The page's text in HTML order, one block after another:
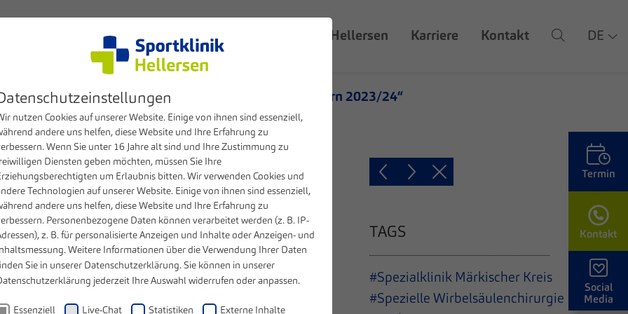
Patienten & Besucher MVZ Hellersen Karriere Kontakt DE
unter „Deutschlands ausgezeichneten Krankenhäusern 2023/24“
ausgezeichneten
den Bereichen Kreuzbandriss/Meniskus und
TAGS
#Spezialklinik Märkischer Kreis
#Spezielle Wirbelsäulenchirurgie
Termin
Kontakt
Social
Media
nutzen Cookies auf unserer Website. Einige von ihnen sind essenziell,
andere uns helfen, diese Website und Ihre Erfahrung zu
Wenn Sie unter 16 Jahre alt sind und Ihre Zustimmung zu
Diensten geben möchten, müssen Sie Ihre
um Erlaubnis bitten. Wir verwenden Cookies und
Technologien auf unserer Website. Einige von ihnen sind essenziell,
andere uns helfen, diese Website und Ihre Erfahrung zu
Personenbezogene Daten können verarbeitet werden (z. B. IP-
z. B. für personalisierte Anzeigen und Inhalte oder Anzeigen- und
Weitere Informationen über die Verwendung Ihrer Daten
Sie in unserer Datenschutzerklärung. Sie können in unserer
jederzeit Ihre Auswahl widerrufen oder anpassen.
Essenziell Live-Chat Statistiken Externe Inhalte